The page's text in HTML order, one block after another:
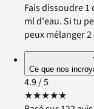
Fais dissoudre
ml d'eau. Si tu
peux mélanger
Ce que nos
4.9/ 5
★★★★★